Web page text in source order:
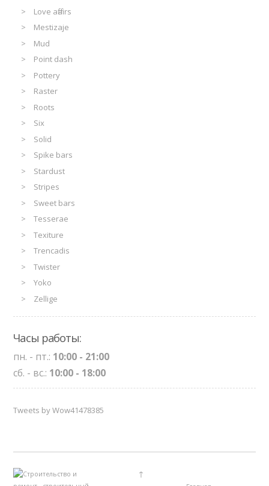
Love affairs
Mestizaje
Mud
Point dash
Pottery
Raster
Roots
Six
Solid
Spike bars
Stardust
Stripes
Sweet bars
Tesserae
Texiture
Trencadis
Twister
Yoko
Zellige
Часы работы:
пн. - пт.: 10:00 - 21:00
сб. - вс.: 10:00 - 18:00
Tweets by Wow41478385
↑